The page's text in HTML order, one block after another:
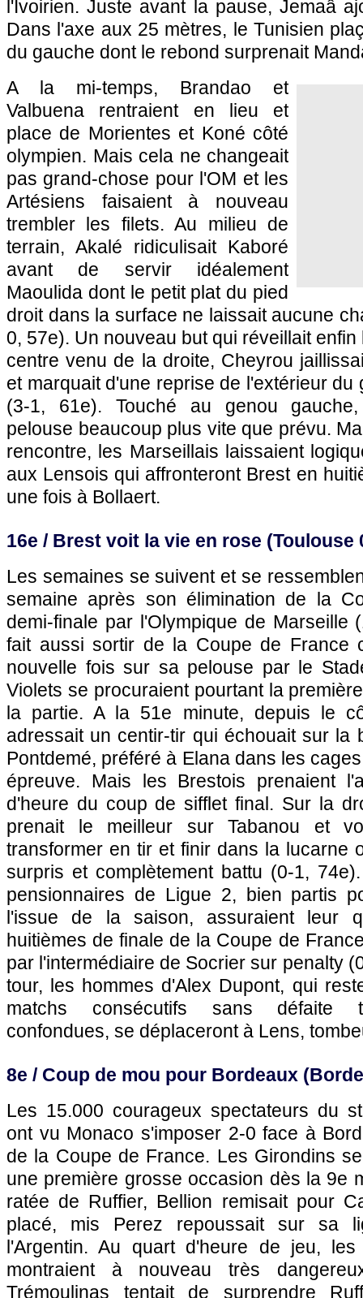
l'Ivoirien. Juste avant la pause, Jemaâ
Dans l'axe aux 25 mètres, le Tunisien
du gauche dont le rebond surprenait
A la mi-temps, Brandao et
Valbuena rentraient en lieu et
place de Morientes et Koné côté
olympien. Mais cela ne changeait
pas grand-chose pour l'OM et les
Artésiens faisaient à nouveau
trembler les filets. Au milieu de
terrain, Akalé ridiculisait Kaboré
avant de servir idéalement
Maoulida dont le petit plat du pied
droit dans la surface ne laissait aucune
0, 57e). Un nouveau but qui réveillait
centre venu de la droite, Cheyrou
et marquait d'une reprise de l'extérieur du
(3-1, 61e). Touché au genou
pelouse beaucoup plus vite que prévu.
rencontre, les Marseillais laissaient
aux Lensois qui affronteront Brest en
une fois à Bollaert.
16e / Brest voit la vie en rose (Toulouse
Les semaines se suivent et se
semaine après son élimination de la
demi-finale par l'Olympique de Marseille
fait aussi sortir de la Coupe de France
nouvelle fois sur sa pelouse par le
Violets se procuraient pourtant la
la partie. A la 51e minute, depuis le
adressait un centir-tir qui échouait sur la
Pontdemé, préféré à Elana dans les
épreuve. Mais les Brestois prenaient
d'heure du coup de sifflet final. Sur la
prenait le meilleur sur Tabanou et
transformer en tir et finir dans la lucarne
surpris et complètement battu (0-1,
pensionnaires de Ligue 2, bien partis
l'issue de la saison, assuraient leur
huitièmes de finale de la Coupe de
par l'intermédiaire de Socrier sur penalty
tour, les hommes d'Alex Dupont, qui
matchs consécutifs sans défaite
confondues, se déplaceront à Lens,
8e / Coup de mou pour Bordeaux (
Les 15.000 courageux spectateurs du
ont vu Monaco s'imposer 2-0 face à
de la Coupe de France. Les Girondins
une première grosse occasion dès la 9e
ratée de Ruffier, Bellion remisait pour
placé, mis Perez repoussait sur sa
l'Argentin. Au quart d'heure de jeu,
montraient à nouveau très
Trémoulinas tentait de surprendre